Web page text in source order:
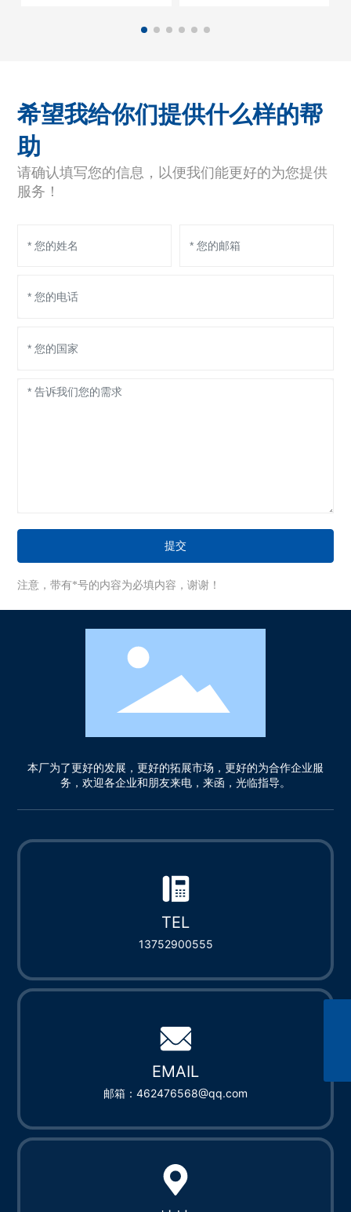
希望我给你们提供什么样的帮
助
请确认填写您的信息，以便我们能更好的为您提供
服务！
提交
注意，带有*号的内容为必填内容，谢谢！
本厂为了更好的发展，更好的拓展市场，更好的为合作企业服
务，欢迎各企业和朋友来电，来函，光临指导。
TEL
13752900555
EMAIL
邮箱：462476568@qq.com
462476568@qq.com